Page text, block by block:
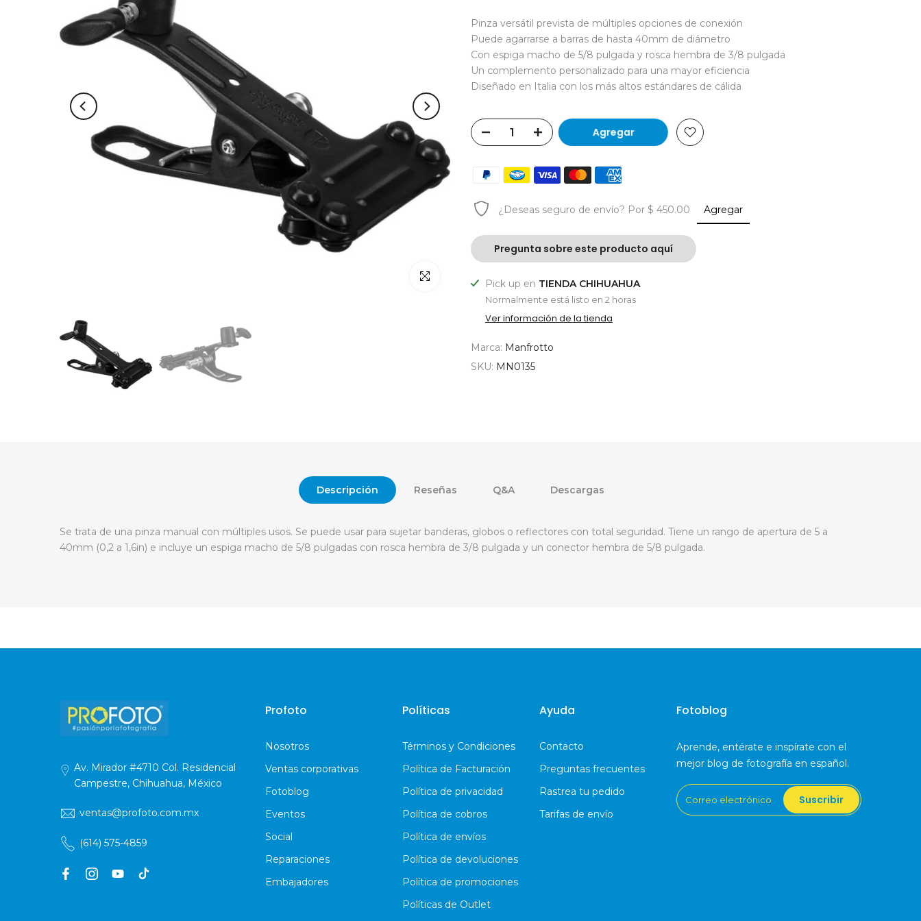
Click para agrandar
Pinza versátil prevista de múltiples opciones de conexión
Puede agarrarse a barras de hasta 40mm de diámetro
Con espiga macho de 5/8 pulgada y rosca hembra de 3/8 pulgada
Un complemento personalizado para una mayor eficiencia
Diseñado en Italia con los más altos estándares de cálida
Agregar
¿Deseas seguro de envío? Por $ 450.00 Agregar
Pregunta sobre este producto aquí
Pick up en TIENDA CHIHUAHUA
Normalmente está listo en 2 horas
Ver información de la tienda
Marca: Manfrotto
SKU: MN0135
Descripción Reseñas Q&A Descargas
Se trata de una pinza manual con múltiples usos. Se puede usar para sujetar banderas, globos o reflectores con total seguridad. Tiene un rango de apertura de 5 a
40mm (0,2 a 1,6in) e incluye un espiga macho de 5/8 pulgadas con rosca hembra de 3/8 pulgada y un conector hembra de 5/8 pulgada.
Av. Mirador #4710 Col. Residencial
Campestre, Chihuahua, México
ventas@profoto.com.mx
(614) 575-4859
Profoto
Nosotros
Ventas corporativas
Fotoblog
Eventos
Social
Reparaciones
Embajadores
Políticas
Términos y Condiciones
Política de Facturación
Política de privacidad
Política de cobros
Política de envíos
Política de devoluciones
Política de promociones
Políticas de Outlet
Ayuda
Contacto
Preguntas frecuentes
Rastrea tu pedido
Tarifas de envío
Fotoblog
Aprende, entérate e inspírate con el
mejor blog de fotografía en español.
Suscribir